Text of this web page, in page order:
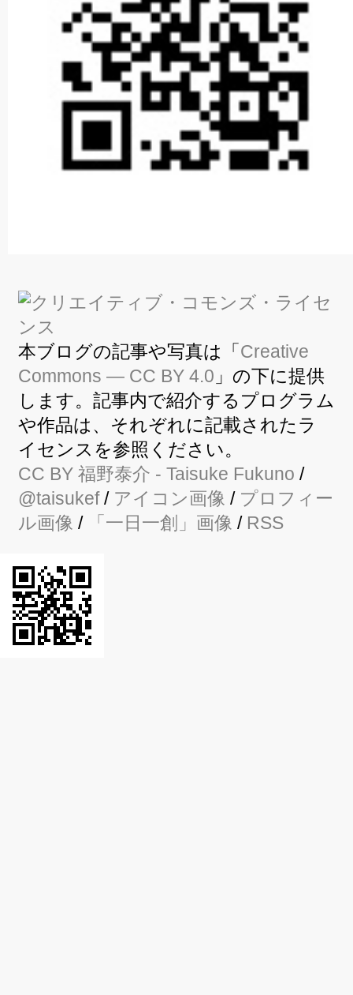
本ブログの記事や写真は「 Creative
Commons — CC BY 4.0 」の下に提供
します。記事内で紹介するプログラム
や作品は、それぞれに記載されたラ
イセンスを参照ください。
CC BY 福野泰介 - Taisuke Fukuno /
@taisukef/ アイコン画像 / プロフィー
ル画像 / 「一日一創」画像 / RSS